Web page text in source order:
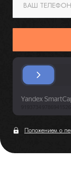
ВАШ ТЕЛЕФОН
Положением о